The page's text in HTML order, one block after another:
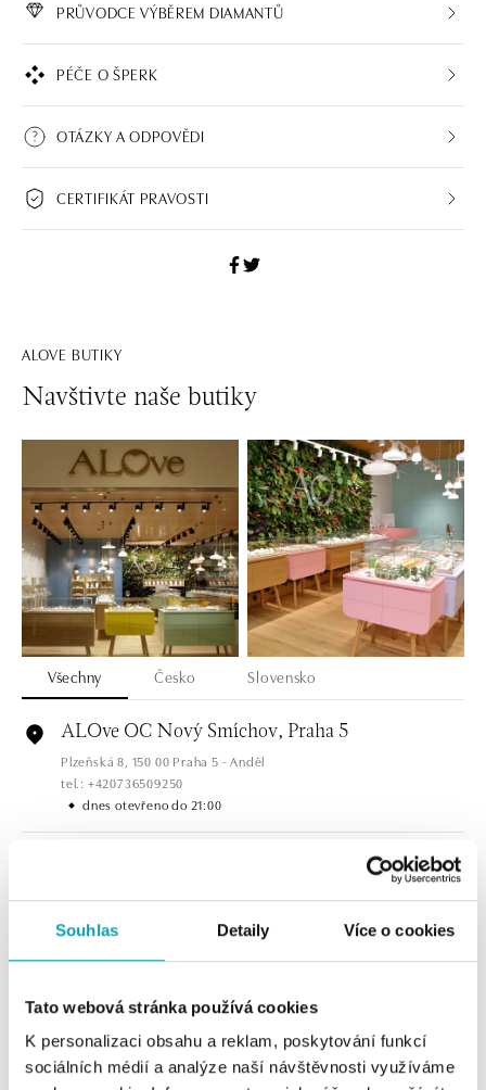
Souhlas Detaily Více o cookies
Tato webová stránka používá cookies
K personalizaci obsahu a reklam, poskytování funkcí
sociálních médií a analýze naší návštěvnosti využíváme
PRŮVODCE VÝBĚREM DIAMANTŮ
PÉČE O ŠPERK
OTÁZKY A ODPOVĚDI
CERTIFIKÁT PRAVOSTI
ALOVE BUTIKY
Navštivte naše butiky
Všechny Česko Slovensko
ALOve OC Nový Smíchov, Praha 5
Plzeňská 8, 150 00 Praha 5 - Anděl
tel.: +420736509250
dnes otevřeno do 21:00
dnes otevřeno do 21:00
ALOve Westfield Černý most, Praha 9
tel.: +420735703904
dnes otevřeno do 21:00